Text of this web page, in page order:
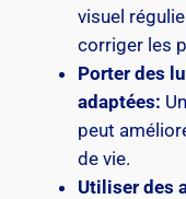
visuel
corriger les
Porter des
adaptées:
peut
de vie.
Utiliser des